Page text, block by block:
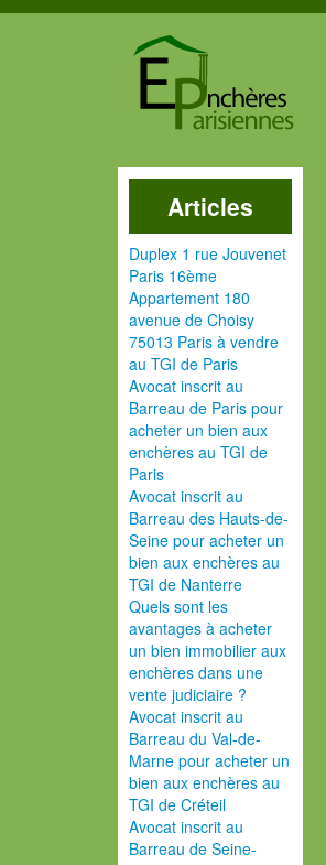
Articles
Duplex 1 rue Jouvenet
Paris 16ème
Appartement 180
avenue de Choisy
75013 Paris à vendre
au TGI de Paris
Avocat inscrit au
Barreau de Paris pour
acheter un bien aux
enchères au TGI de
Paris
Avocat inscrit au
Barreau des Hauts-de-
Seine pour acheter un
bien aux enchères au
TGI de Nanterre
Quels sont les
avantages à acheter
un bien immobilier aux
enchères dans une
vente judiciaire ?
Avocat inscrit au
Barreau du Val-de-
Marne pour acheter un
bien aux enchères au
TGI de Créteil
Avocat inscrit au
Barreau de Seine-